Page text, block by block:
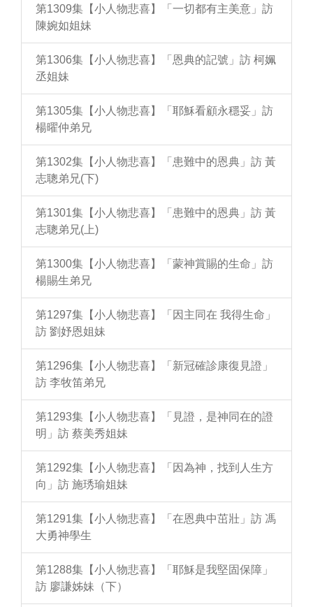
第1309集【小人物悲喜】「一切都有主美意」訪
陳婉如姐妹
第1306集【小人物悲喜】「恩典的記號」訪 柯姵
丞姐妹
第1305集【小人物悲喜】「耶穌看顧永穩妥」訪
楊曜仲弟兄
第1302集【小人物悲喜】「患難中的恩典」訪 黃
志聰弟兄(下)
第1301集【小人物悲喜】「患難中的恩典」訪 黃
志聰弟兄(上)
第1300集【小人物悲喜】「蒙神賞賜的生命」訪
楊賜生弟兄
第1297集【小人物悲喜】「因主同在 我得生命」
訪 劉妤恩姐妹
第1296集【小人物悲喜】「新冠確診康復見證」
訪 李牧笛弟兄
第1293集【小人物悲喜】「見證，是神同在的證
明」訪 蔡美秀姐妹
第1292集【小人物悲喜】「因為神，找到人生方
向」訪 施琇瑜姐妹
第1291集【小人物悲喜】「在恩典中茁壯」訪 馮
大勇神學生
第1288集【小人物悲喜】「耶穌是我堅固保障」
訪 廖謙姊妹（下）